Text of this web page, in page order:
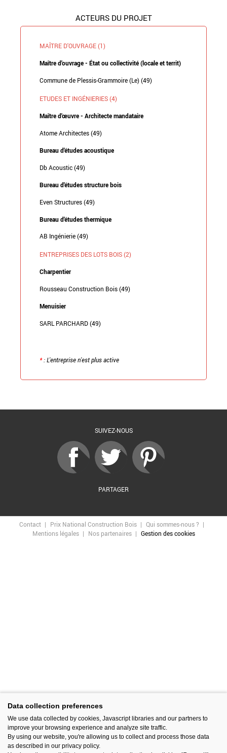
ACTEURS DU PROJET
MAÎTRE D'OUVRAGE (1)
Maître d'ouvrage - État ou collectivité (locale et territ)
Commune de Plessis-Grammoire (Le) (49)
ETUDES ET INGÉNIERIES (4)
Maître d'œuvre - Architecte mandataire
Atome Architectes (49)
Bureau d'études acoustique
Db Acoustic (49)
Bureau d'études structure bois
Even Structures (49)
Bureau d'études thermique
AB Ingénierie (49)
ENTREPRISES DES LOTS BOIS (2)
Charpentier
Rousseau Construction Bois (49)
Menuisier
SARL PARCHARD (49)
*: L'entreprise n'est plus active
SUIVEZ-NOUS
PARTAGER
Contact Prix National Construction Bois
Qui sommes-nous ?
Mentions légales
Nos partenaires Gestion des cookies
Data collection preferences
We use data collected by cookies, Javascript libraries and our partners to
improve your browsing experience and analyze site traffic.
By using our website, you're allowing us to collect and process those data
as described in our privacy policy.